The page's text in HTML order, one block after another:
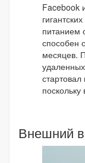
Facebook
питанием
способен
месяцев.
Внешний